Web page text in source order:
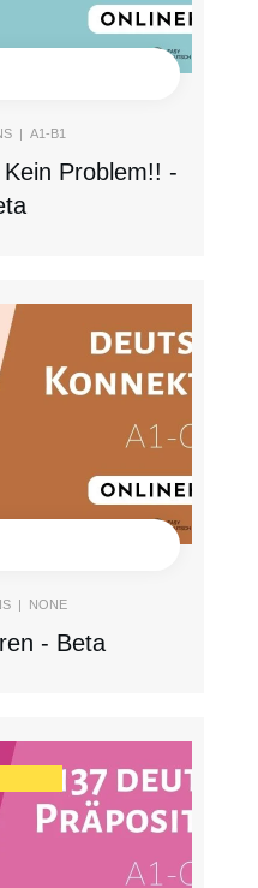
| A1-B1
Problem!! -
| NONE
- Beta